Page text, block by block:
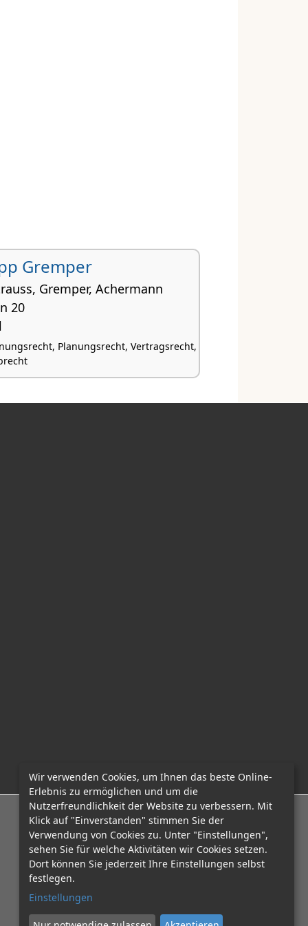
Gremper
Gremper, Achermann
20
Planungsrecht, Vertragsrecht,
E-Mail: office@mcadvo.com
Wir verwenden Cookies, um Ihnen das beste Online-
Erlebnis zu ermöglichen und um die
Nutzerfreundlichkeit der Website zu verbessern. Mit
Klick auf "Einverstanden" stimmen Sie der
Verwendung von Cookies zu. Unter "Einstellungen",
sehen Sie für welche Aktivitäten wir Cookies setzen.
Dort können Sie jederzeit Ihre Einstellungen selbst
festlegen.
Einstellungen